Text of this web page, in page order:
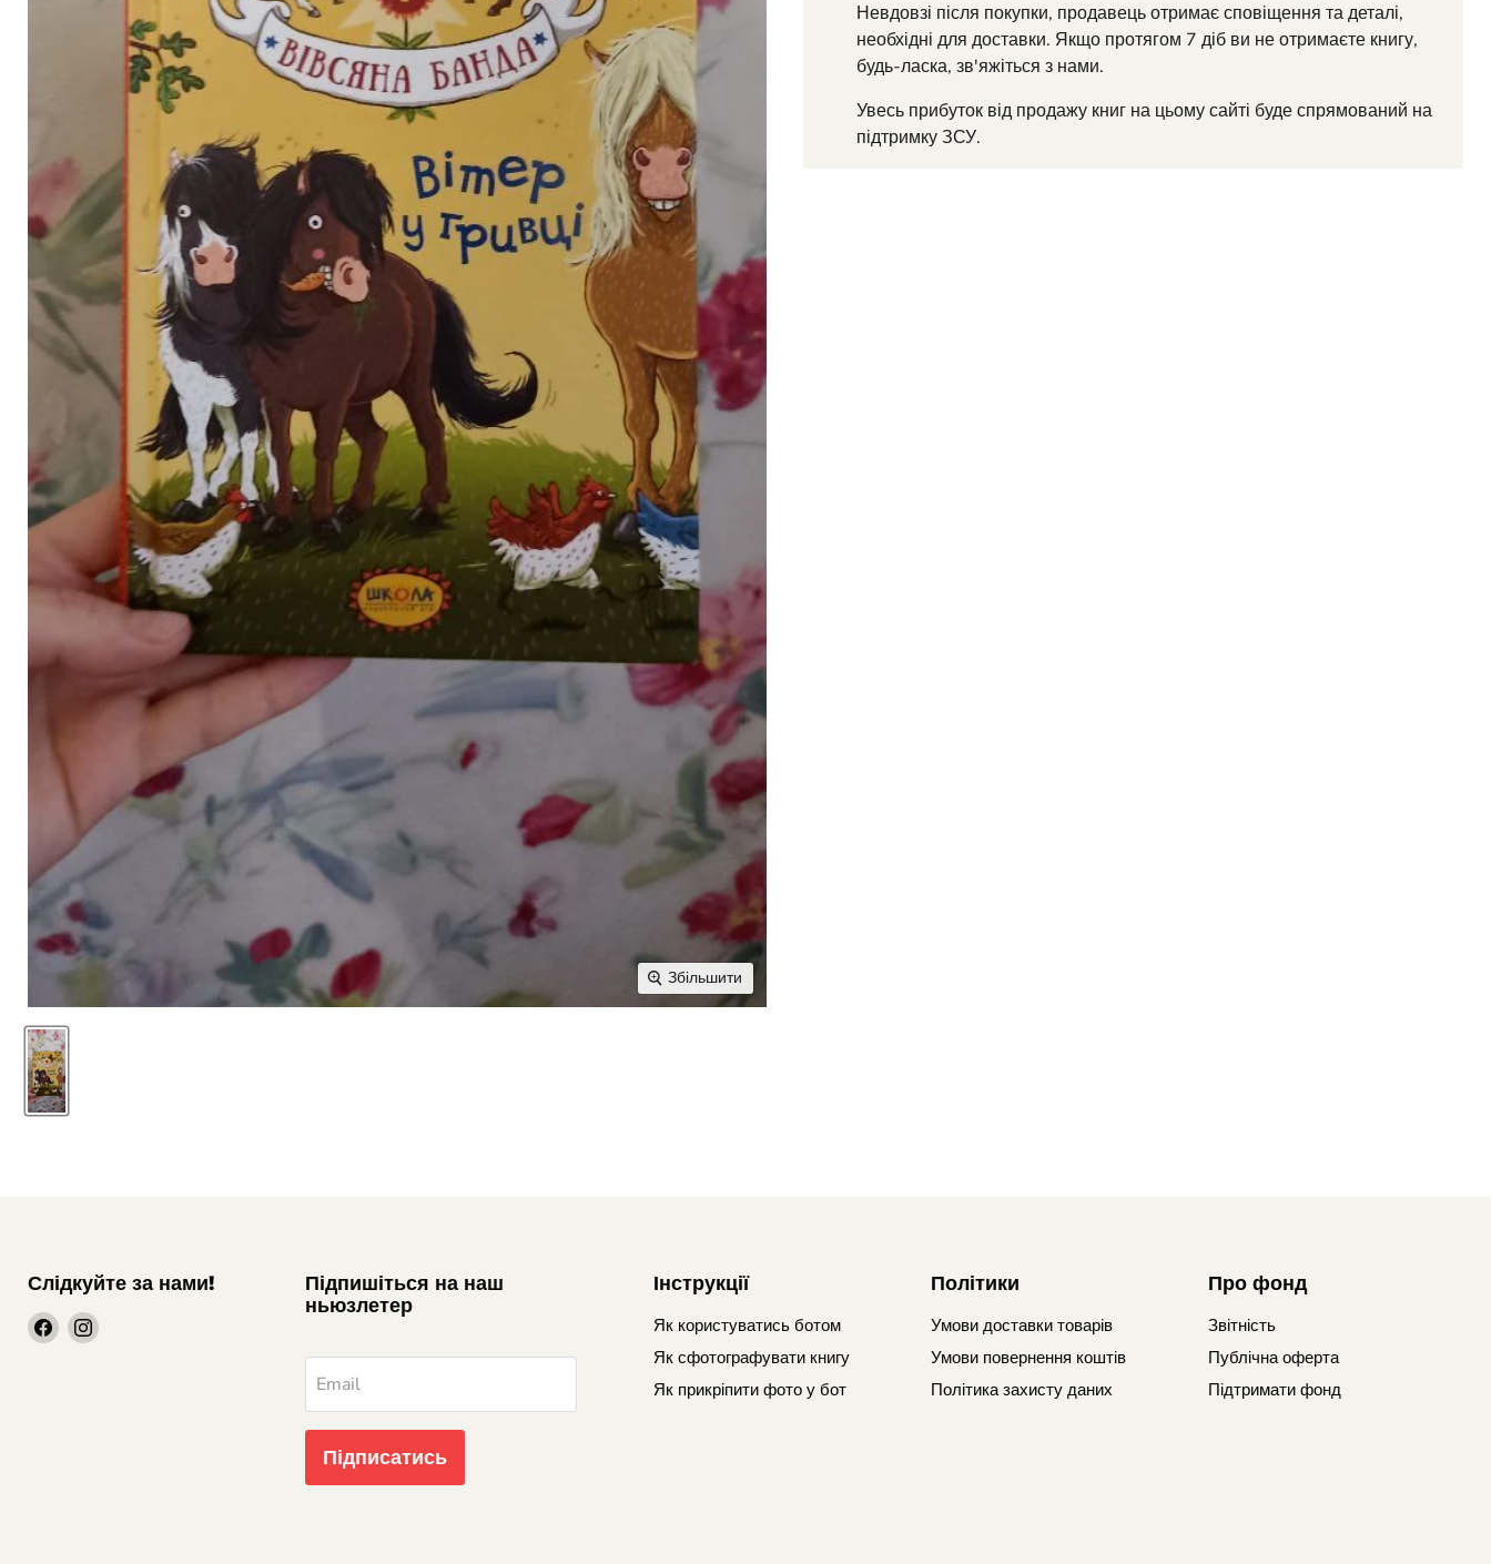
Збільшити
Невдовзі після покупки, продавець отримає сповіщення та деталі,
необхідні для доставки. Якщо протягом 7 діб ви не отримаєте книгу,
будь-ласка, зв'яжіться з нами.
Увесь прибуток від продажу книг на цьому сайті буде спрямований на
підтримку ЗСУ.
Слідкуйте за нами!
шукайте
нас
шукайте
Підпишіться на наш
ньюзлетер
Email
Підписатись
Інструкції
Як користуватись ботом
Як сфотографувати книгу
Як прикріпити фото у бот
Політики
Умови доставки товарів
Умови повернення коштів
Політика захисту даних
Про фонд
Звітність
Публічна оферта
Підтримати фонд